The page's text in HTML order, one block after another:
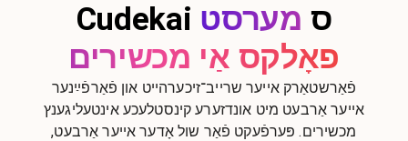
Cudekai ס מערסט
פאָלקס אַי מכשירים
פֿאַרשטאַרק אייער שרייב־זיכערהייט און פֿאַרפֿײַנער
אייער אַרבעט מיט אונדזערע קינסטלעכע אינטעליגענץ
מכשירים. פּערפֿעקט פֿאַר שול אָדער אייער אַרבעט,